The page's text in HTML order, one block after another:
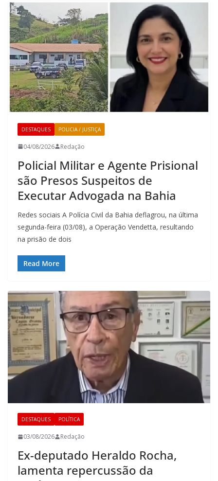
DESTAQUES POLICIA / JUSTIÇA
04/08/2026 Redação
Policial Militar e Agente Prisional
são Presos Suspeitos de
Executar Advogada na Bahia
Redes sociais A Polícia Civil da Bahia deflagrou, na última
segunda-feira (03/08), a Operação Vendetta, resultando
na prisão de dois
Read More
DESTAQUES POLÍTICA
03/08/2026 Redação
Ex-deputado Heraldo Rocha,
lamenta repercussão da